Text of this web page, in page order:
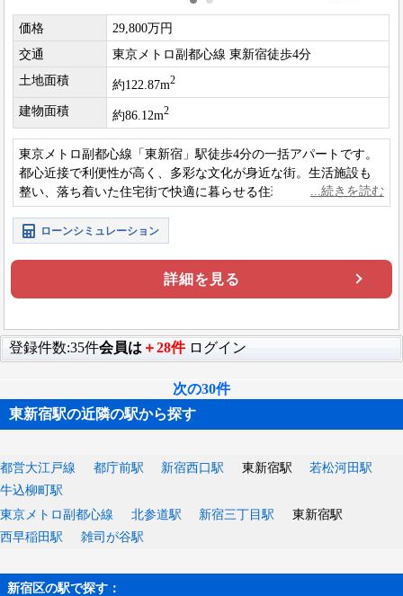
価格
29,800万円
交通
東京メトロ副都心線 東新宿徒歩4分
土地面積
約122.87m2
建物面積 約86.12m2
東京メトロ副都心線「東新宿」駅徒歩4分の一括アパートです。
都心近接で利便性が高く、多彩な文化が身近な街。生活施設も
整い、落ち着いた住宅街で快適に暮らせる住環境です。
ローンシミュレーション
詳細を見る
登録件数:35件会員は＋28件 ログイン
次の30件
東新宿駅の近隣の駅から探す
都営大江戸線 都庁前駅 新宿西口駅 東新宿駅
若松河田駅
牛込柳町駅
東京メトロ副都心線
北参道駅 新宿三丁目駅
東新宿駅
西早稲田駅
雑司が谷駅
新宿区の駅で探す：